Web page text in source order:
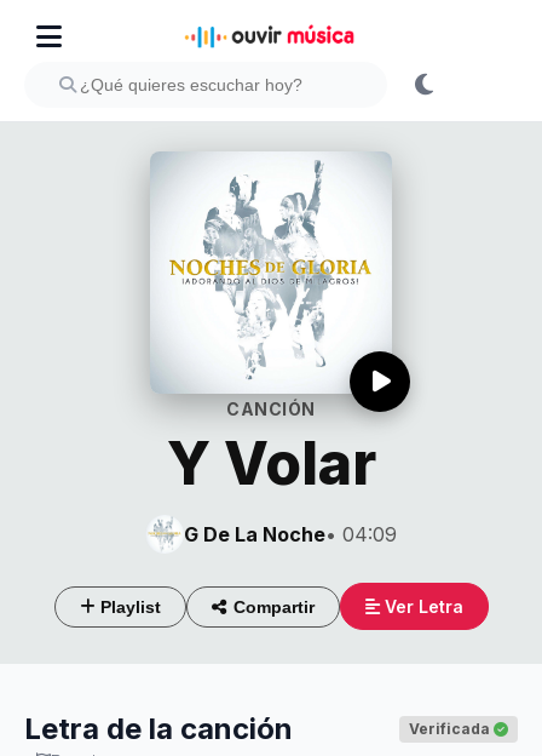
CANCIÓN
Y Volar
G De La Noche• 04:09
Playlist Compartir Ver Letra
Letra de la canción Verificada